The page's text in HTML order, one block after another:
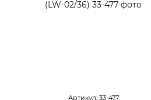
Артикул: 33-477